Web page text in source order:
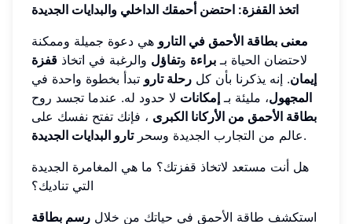
اتخذ القفزة: احتضن أحمقك الداخلي والبدايات الجديدة
معنى بطاقة الأحمق في التارو هي دعوة جميلة وممكنة
لاحتضان الحياة بـ براءة وتفاؤل والرغبة في اتخاذ قفزة
إيمان. إنه يذكرنا بأن كل رحلة تارو تبدأ بخطوة واحدة في
المجهول، مليئة بـ إمكانات لا حدود له. عندما تجسد روح
بطاقة الأحمق من الأركانا الكبرى ، فإنك تفتح نفسك على
عالم من التجارب الجديدة وسحرتارو البدايات الجديدة
.
هل أنت مستعد لاتخاذ قفزتك؟ ما هي المغامرة الجديدة
التي تناديك؟
استكشف طاقة الأحمق في حياتك من خلال رسم بطاقة